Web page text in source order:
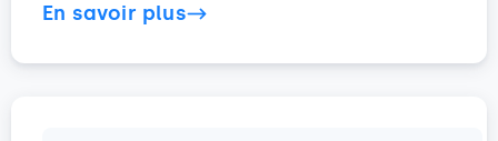
En savoir plus